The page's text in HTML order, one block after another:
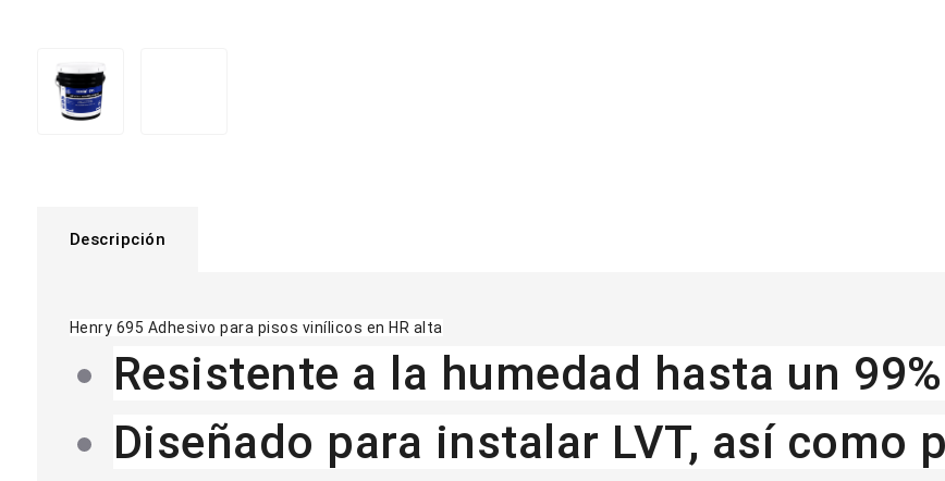
Descripción
Henry 695 Adhesivo para pisos vinílicos en HR alta
Resistente a la humedad hasta un
Diseñado para instalar LVT, así como